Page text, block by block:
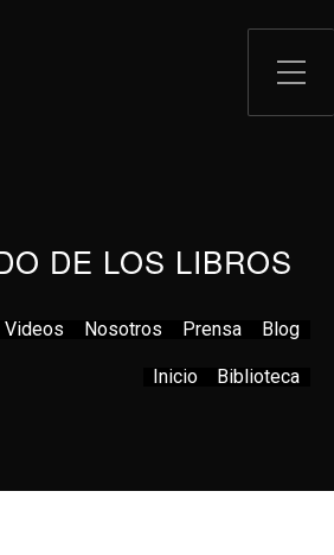
DE LOS LIBROS
Blog
Prensa
Nosotros
Videos
Biblioteca
Inicio